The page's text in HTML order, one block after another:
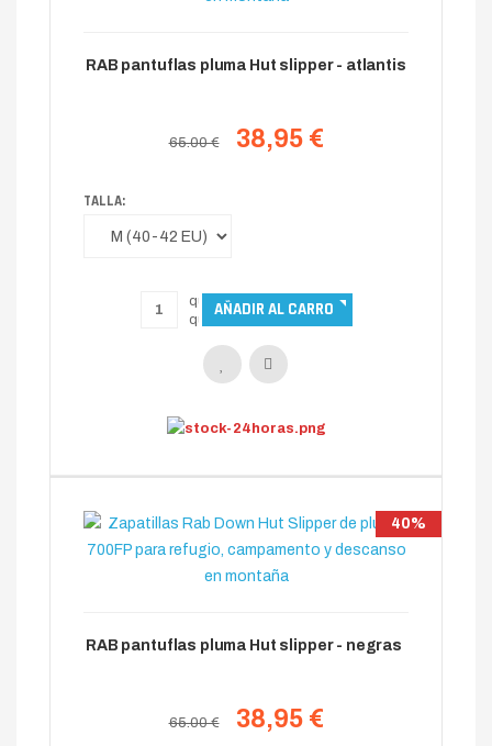
RAB pantuflas pluma Hut slipper - atlantis
65.00 € 38,95 €
TALLA:
40%
RAB pantuflas pluma Hut slipper - negras
65.00 € 38,95 €